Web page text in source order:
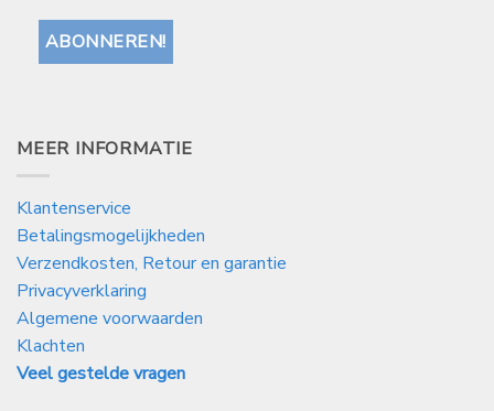
MEER INFORMATIE
Klantenservice
Betalingsmogelijkheden
Verzendkosten, Retour en garantie
Privacyverklaring
Algemene voorwaarden
Klachten
Veel gestelde vragen